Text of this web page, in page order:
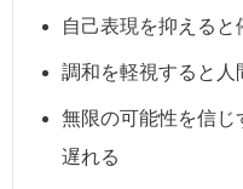
自己表現を抑えると
調和を軽視すると人
無限の可能性を信じ
遅れる